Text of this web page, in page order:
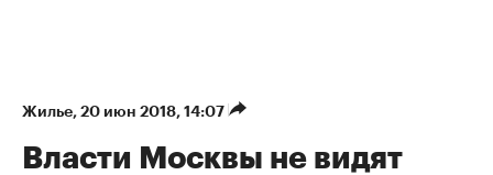
Жилье⁠, 20 июн 2018, 14:07
Власти Москвы не видят